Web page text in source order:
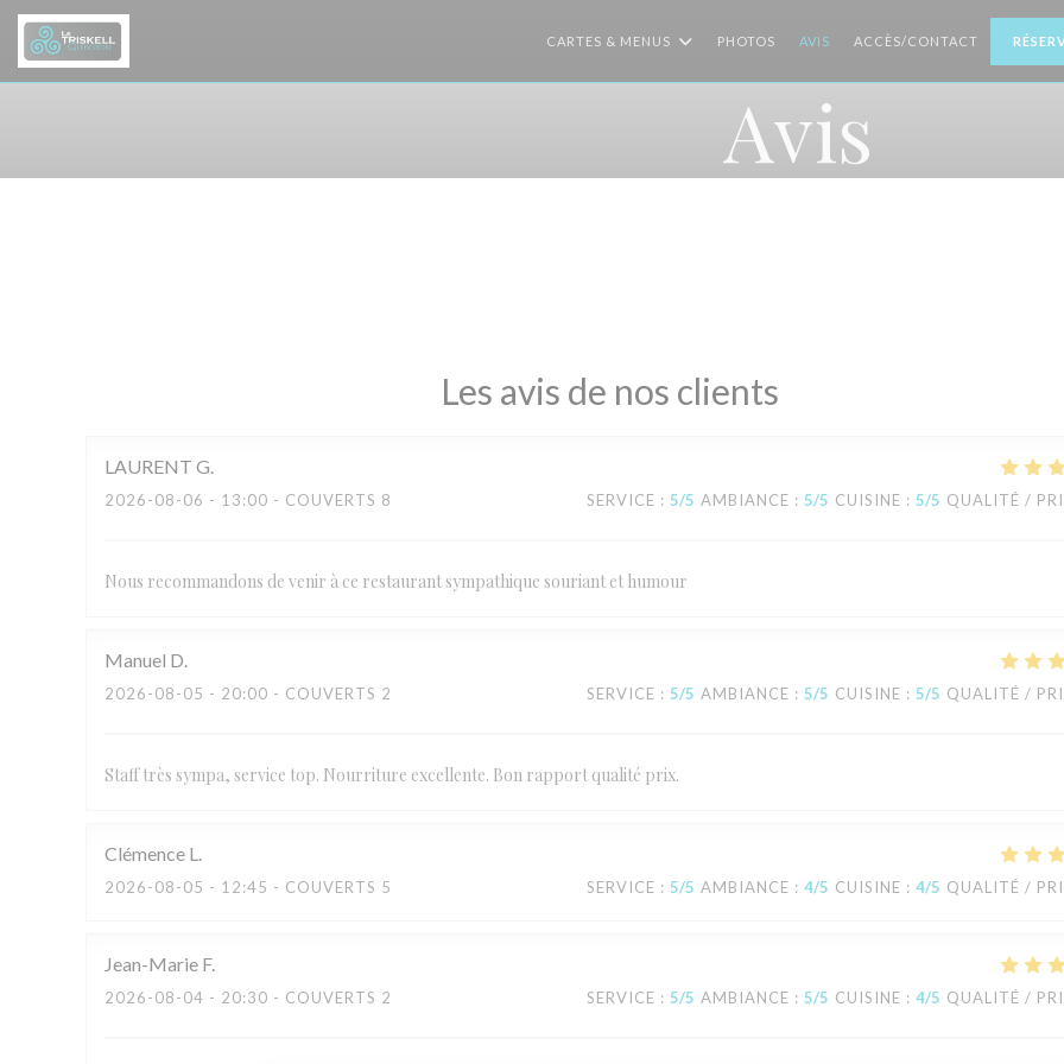
Personnalisation de vos choix en matière de cookies
CARTES & MENUS PHOTOS AVIS ACCÈS/CONTACT
Avis
Les avis de nos clients
LAURENT G
2026-08-06 - 13:00 - COUVERTS 8 SERVICE : 5/5 AMBIANCE : 5/5 CUISINE : 5/5 QUALITÉ /
Nous recommandons de venir à ce restaurant sympathique souriant et humour
Manuel D
2026-08-05 - 20:00 - COUVERTS 2 SERVICE : 5/5 AMBIANCE : 5/5 CUISINE : 5/5 QUALITÉ /
Staff très sympa, service top. Nourriture excellente. Bon rapport qualité prix.
Clémence L
2026-08-05 - 12:45 - COUVERTS 5 SERVICE : 5/5 AMBIANCE : 4/5 CUISINE : 4/5 QUALITÉ /
Jean-Marie F
2026-08-04 - 20:30 - COUVERTS 2 SERVICE : 5/5 AMBIANCE : 5/5 CUISINE : 4/5 QUALITÉ /